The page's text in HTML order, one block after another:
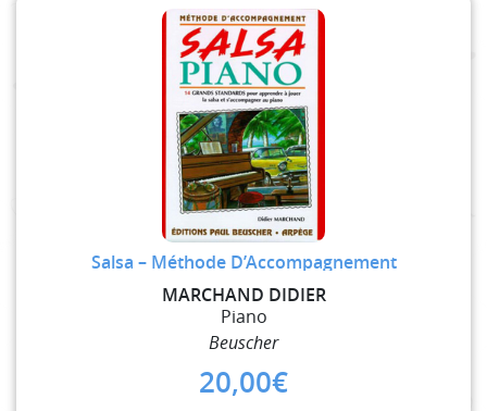
Salsa – Méthode D’Accompagnement
MARCHAND DIDIER
Piano
Beuscher
20,00€